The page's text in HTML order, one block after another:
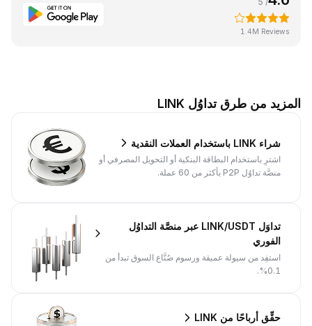
1.4M Reviews
المزيد من طرق تداوُل LINK
شراء LINK باستخدام العملات النقدية
اشترِ باستخدام البطاقة البنكية أو التحويل المصرفي أو
منصَّة تداوُل P2P بأكثر من 60 عملة.
تداوَل LINK/USDT عبر منصَّة التداوُل
الفوري
استفِد من سيولة عميقة ورسوم صُنَّاع السوق تبدأ من
0.1%.
حقِّق أرباحًا من LINK